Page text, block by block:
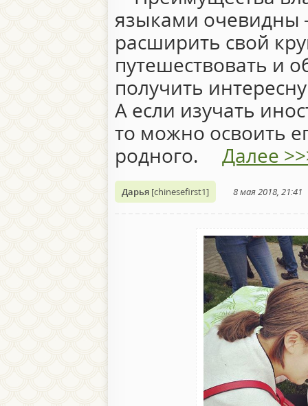
языками очевидны
расширить свой
путешествовать и
получить
А если изучать
то можно освоить
родного. ⠀ Далее
Дарья[chinesefirst1] 8 мая 2018, 21:41